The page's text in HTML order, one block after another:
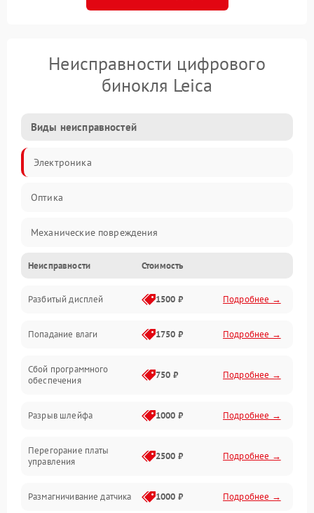
Неисправности цифрового
бинокля Leica
Виды неисправностей
Электроника
Оптика
Механические повреждения
Видео
Механика
Управление
Электропитание
Неисправности Стоимость
Разбитый дисплей 1500 ₽ Подробнее →
Попадание влаги 1750 ₽ Подробнее →
Сбой программного
обеспечения
750 ₽ Подробнее →
Разрыв шлейфа 1000 ₽ Подробнее →
Перегорание платы
управления
2500 ₽ Подробнее →
Размагничивание датчика 1000 ₽ Подробнее →